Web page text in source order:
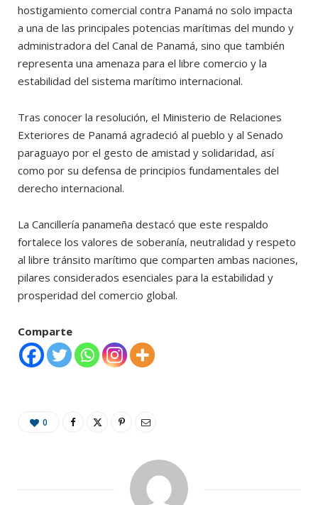
hostigamiento comercial contra Panamá no solo impacta
a una de las principales potencias marítimas del mundo y
administradora del Canal de Panamá, sino que también
representa una amenaza para el libre comercio y la
estabilidad del sistema marítimo internacional.
Tras conocer la resolución, el Ministerio de Relaciones
Exteriores de Panamá agradeció al pueblo y al Senado
paraguayo por el gesto de amistad y solidaridad, así
como por su defensa de principios fundamentales del
derecho internacional.
La Cancillería panameña destacó que este respaldo
fortalece los valores de soberanía, neutralidad y respeto
al libre tránsito marítimo que comparten ambas naciones,
pilares considerados esenciales para la estabilidad y
prosperidad del comercio global.
Comparte
0